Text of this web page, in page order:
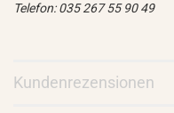
Telefon: 035 267 55 90 49
Kundenrezensionen